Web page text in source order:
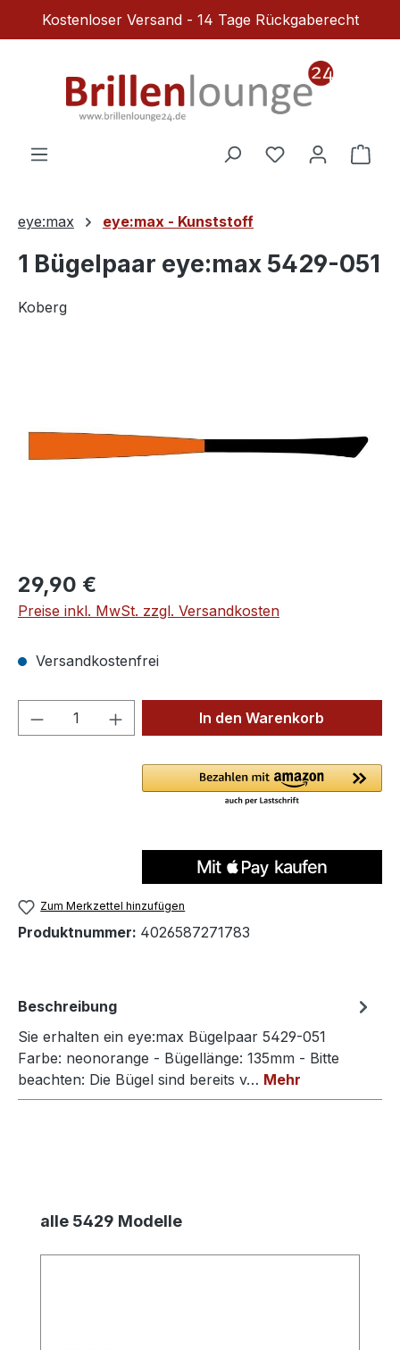
Zum Hauptinhalt springen
Kostenloser Versand - 14 Tage Rückgaberecht
Du hast 0
eye:max eye:max - Kunststoff
1 Bügelpaar eye:max 5429-051
Koberg
Regulärer Preis:
29,90 €
Preise inkl. MwSt. zzgl. Versandkosten
Versandkostenfrei
Produkt Anzahl: Gib denIn den Warenkorb
Zum Merkzettel hinzufügen
Produktnummer: 4026587271783
Beschreibung
Sie erhalten ein eye:max Bügelpaar 5429-051
Farbe: neonorange - Bügellänge: 135mm - Bitte
beachten: Die Bügel sind bereits v… Mehr
Produktgalerie überspringen
alle 5429 Modelle